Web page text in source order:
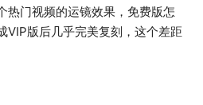
热门视频的运镜效果，免费版怎
VIP版后几乎完美复刻，这个差距